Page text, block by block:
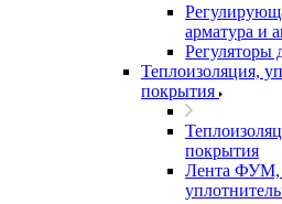
арматура и
Регуляторы
Теплоизоляция,
покрытия
покрытия
Лента ФУМ,